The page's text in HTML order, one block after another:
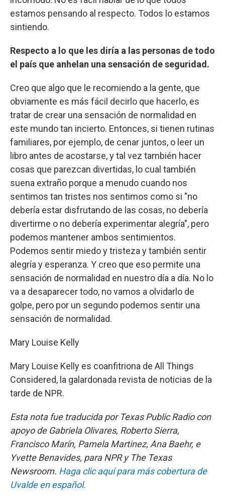
estamos pensando al respecto. Todos lo estamos
sintiendo.
Respecto a lo que les diría a las personas de todo
el país que anhelan una sensación de seguridad.
Creo que algo que le recomiendo a la gente, que
obviamente es más fácil decirlo que hacerlo, es
tratar de crear una sensación de normalidad en
este mundo tan incierto. Entonces, si tienen rutinas
familiares, por ejemplo, de cenar juntos, o leer un
libro antes de acostarse, y tal vez también hacer
cosas que parezcan divertidas, lo cual también
suena extraño porque a menudo cuando nos
sentimos tan tristes nos sentimos como si "no
debería estar disfrutando de las cosas, no debería
divertirme o no debería experimentar alegría", pero
podemos mantener ambos sentimientos.
Podemos sentir miedo y tristeza y también sentir
alegría y esperanza. Y creo que eso permite una
sensación de normalidad en nuestro día a día. No lo
va a desaparecer todo, no vamos a olvidarlo de
golpe, pero por un segundo podemos sentir una
sensación de normalidad.
Mary Louise Kelly
Mary Louise Kelly es coanfitriona de All Things
Considered, la galardonada revista de noticias de la
tarde de NPR.
Esta nota fue traducida por Texas Public Radio con
apoyo de Gabriela Olivares, Roberto Sierra,
Francisco Marín, Pamela Martinez, Ana Baehr, e
Yvette Benavides, para NPR y The Texas
Newsroom. Haga clic aquí para más cobertura de
Uvalde en español.